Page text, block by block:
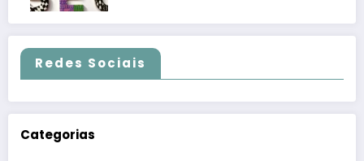
Redes Sociais
Categorias